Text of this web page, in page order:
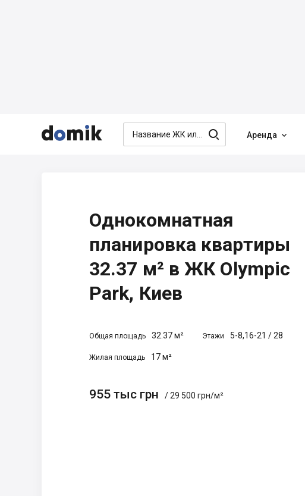


  Аренда 
Однокомнатная
планировка квартиры
32.37 м² в ЖК Olympic
Park, Киев
Общая площадь 32.37 м² Этажи 5-8,16-21 /28
Жилая площадь 17 м²
955 тыс грн / 29 500 грн/м²